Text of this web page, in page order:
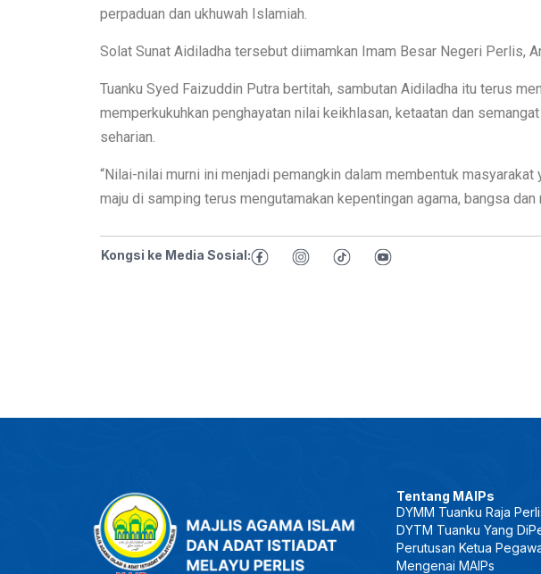
perpaduan dan ukhuwah Islamiah.
Solat Sunat Aidiladha tersebut diimamkan Imam Besar Negeri Perlis,
Tuanku Syed Faizuddin Putra bertitah, sambutan Aidiladha itu terus
memperkukuhkan penghayatan nilai keikhlasan, ketaatan dan
seharian.
“Nilai-nilai murni ini menjadi pemangkin dalam membentuk masyarakat
maju di samping terus mengutamakan kepentingan agama, bangsa dan
Kongsi ke Media Sosial:
Tentang MAIPs
DYMM Tuanku Raja
DYTM Tuanku Yang
Perutusan Ketua
Mengenai MAIPs